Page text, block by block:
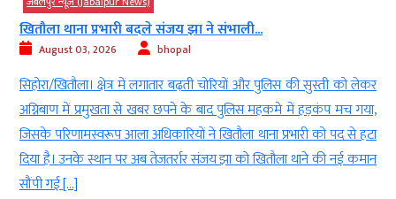
खितौला थाना प्रभारी बदले संजय झा ने संभाली...
August 03, 2026 bhopal
सिहोरा/खितौला। क्षेत्र में लगातार बढ़ती चोरियों और पुलिस की सुस्ती को लेकर
अग्निबाण में प्रमुखता से खबर छपने के बाद पुलिस महकमे में हड़कंप मच गया,
जिसके परिणामस्वरूप आला अधिकारियों ने खितौला थाना प्रभारी को पद से हटा
दिया है। उनके स्थान पर अब तेजतर्रार संजय झा को खितौला थाने की नई कमान
सौंपी गई […]